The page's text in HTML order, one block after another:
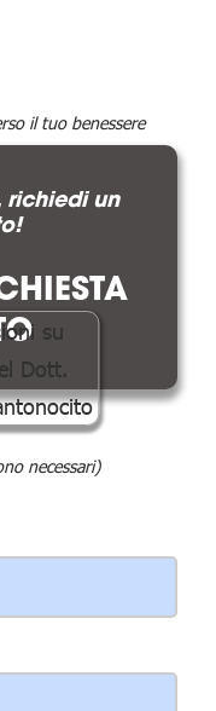
il tuo benessere
un
necessari)